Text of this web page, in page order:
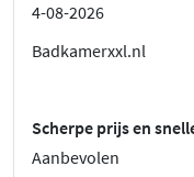
4-08-2026
Badkamerxxl.nl
Scherpe prijs en
Aanbevolen